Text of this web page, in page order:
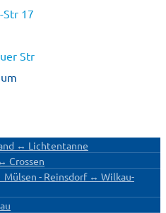
Str 17
Str
↔ Lichtentanne
Crossen
- Reinsdorf ↔ Wilkau-